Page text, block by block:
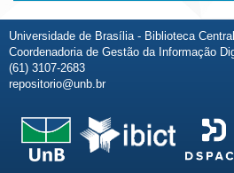
Universidade de Brasília - Biblioteca Central
Coordenadoria de Gestão da Informação
(61) 3107-2683
repositorio@unb.br